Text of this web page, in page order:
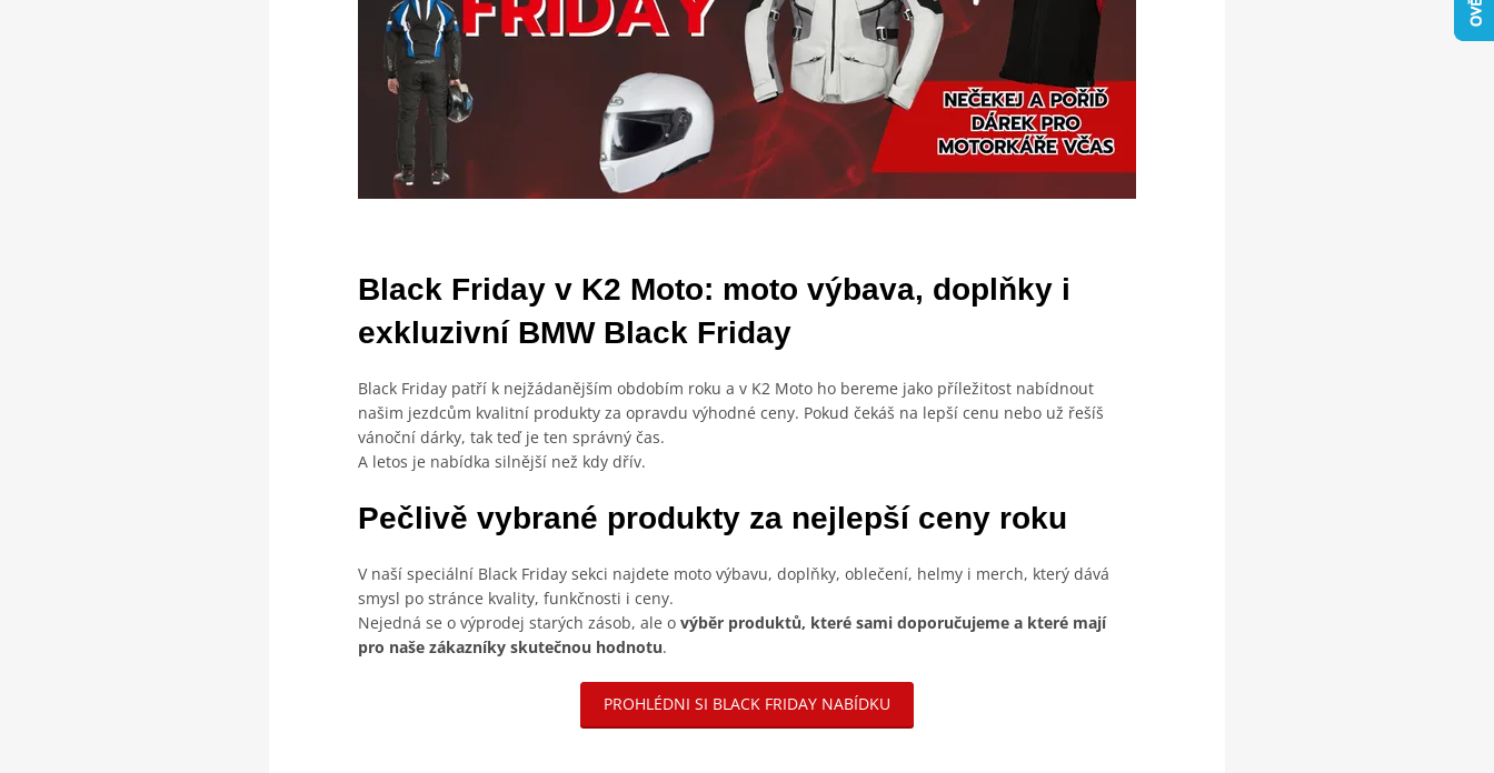
Black Friday v K2 Moto: moto výbava, doplňky i
exkluzivní BMW Black Friday
Black Friday patří k nejžádanějším obdobím roku a v K2 Moto ho bereme jako příležitost nabídnout
našim jezdcům kvalitní produkty za opravdu výhodné ceny. Pokud čekáš na lepší cenu nebo už řešíš
vánoční dárky, tak teď je ten správný čas.
A letos je nabídka silnější než kdy dřív.
Pečlivě vybrané produkty za nejlepší ceny roku
V naší speciální Black Friday sekci najdete moto výbavu, doplňky, oblečení, helmy i merch, který dává
smysl po stránce kvality, funkčnosti i ceny.
Nejedná se o výprodej starých zásob, ale o výběr produktů, které sami doporučujeme a které mají
pro naše zákazníky skutečnou hodnotu.
PROHLÉDNI SI BLACK FRIDAY NABÍDKU